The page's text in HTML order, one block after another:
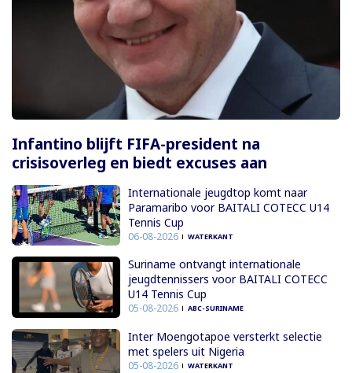
Infantino blijft FIFA-president na
crisisoverleg en biedt excuses aan
Internationale jeugdtop komt naar
Paramaribo voor BAITALI COTECC U14
Tennis Cup
06-08-2026 WATERKANT
Suriname ontvangt internationale
jeugdtennissers voor BAITALI COTECC
U14 Tennis Cup
05-08-2026 ABC-SURINAME
Inter Moengotapoe versterkt selectie
met spelers uit Nigeria
05-08-2026 WATERKANT